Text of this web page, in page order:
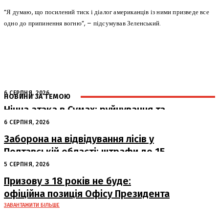
“Я думаю, що посилений тиск і діалог американців із ними призведе все
одно до припинення вогню”, – підсумував Зеленський.
НОВИНИ ЗА ТЕМОЮ
6 СЕРПНЯ, 2026
Нічна атака в Сумах: руйнування та
жертви від російських авіабомб
6 СЕРПНЯ, 2026
Заборона на відвідування лісів у
Полтавській області: штрафи до 15
тисяч гривень
5 СЕРПНЯ, 2026
Призову з 18 років не буде:
офіційна позиція Офісу Президента
ЗАВАНТАЖИТИ БІЛЬШЕ